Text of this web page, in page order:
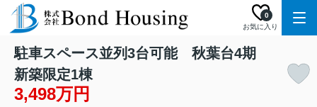
お気に入り
0
駐車スペース並列3台可能 秋葉台4期
新築限定1棟
3,498万円